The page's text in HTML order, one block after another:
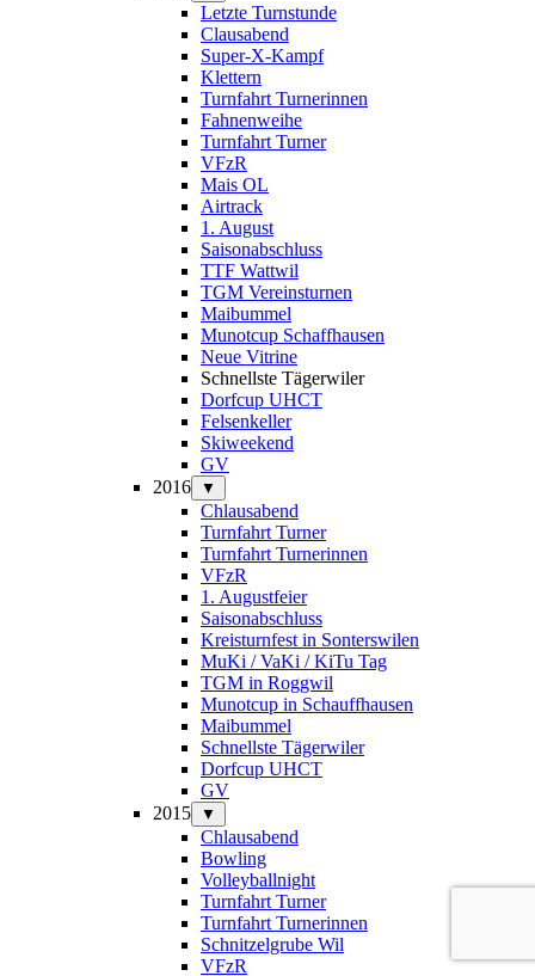
Letzte Turnstunde
Clausabend
Super-X-Kampf
Klettern
Turnfahrt Turnerinnen
Fahnenweihe
Turnfahrt Turner
VFzR
Mais OL
Airtrack
1. August
Saisonabschluss
TTF Wattwil
TGM Vereinsturnen
Maibummel
Munotcup Schaffhausen
Neue Vitrine
Schnellste Tägerwiler
Dorfcup UHCT
Felsenkeller
Skiweekend
GV
2016
▼
Chlausabend
Turnfahrt Turner
Turnfahrt Turnerinnen
VFzR
1. Augustfeier
Saisonabschluss
Kreisturnfest in Sonterswilen
MuKi / VaKi / KiTu Tag
TGM in Roggwil
Munotcup in Schauffhausen
Maibummel
Schnellste Tägerwiler
Dorfcup UHCT
GV
2015
▼
Chlausabend
Bowling
Volleyballnight
Turnfahrt Turner
Turnfahrt Turnerinnen
Schnitzelgrube Wil
VFzR